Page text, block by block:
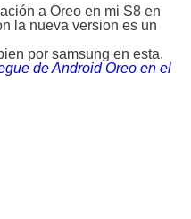
a Oreo en mi S8 en
la nueva version es un
por samsung en esta.
de Android Oreo en el